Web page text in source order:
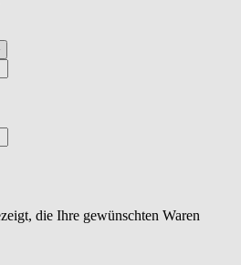
die Ihre gewünschten Waren